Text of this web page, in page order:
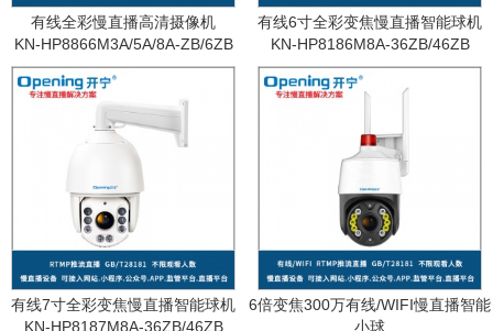
有线全彩慢直播高清摄像机
KN-HP8866M3A/5A/8A-ZB/6ZB
有线6寸全彩变焦慢直播智能球机
KN-HP8186M8A-36ZB/46ZB
有线7寸全彩变焦慢直播智能球机
KN-HP8187M8A-36ZB/46ZB
6倍变焦300万有线/WIFI慢直播智能
小球